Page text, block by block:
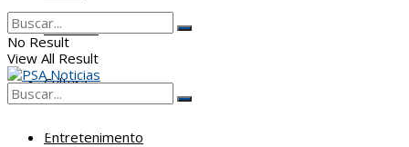
Poderes
Cultura
Entretenimento
No Result
View All Result
View All Result